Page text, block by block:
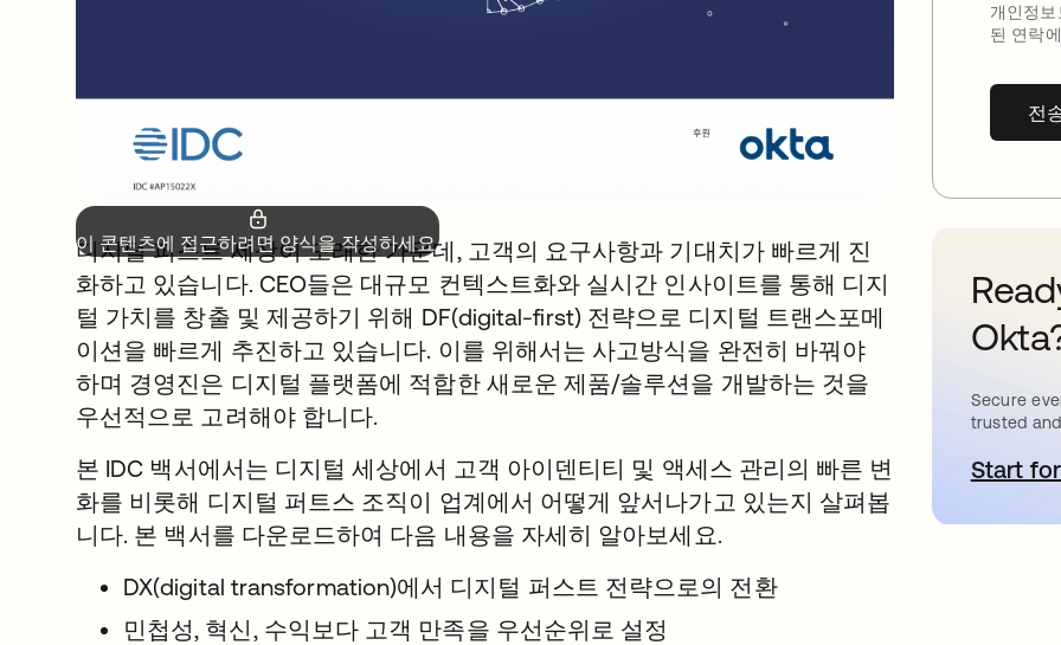
이 콘텐츠에 접근하려면 양식을 작성하세요.
디지털 퍼스트 세상이 도래한 가운데, 고객의 요구사항과 기대치가 빠르게 진
화하고 있습니다. CEO들은 대규모 컨텍스트화와 실시간 인사이트를 통해 디지
털 가치를 창출 및 제공하기 위해 DF(digital-first) 전략으로 디지털 트랜스포메
이션을 빠르게 추진하고 있습니다. 이를 위해서는 사고방식을 완전히 바꿔야
하며 경영진은 디지털 플랫폼에 적합한 새로운 제품/솔루션을 개발하는 것을
우선적으로 고려해야 합니다.
본 IDC 백서에서는 디지털 세상에서 고객 아이덴티티 및 액세스 관리의 빠른 변
화를 비롯해 디지털 퍼트스 조직이 업계에서 어떻게 앞서나가고 있는지 살펴봅
니다. 본 백서를 다운로드하여 다음 내용을 자세히 알아보세요.
DX(digital transformation)에서 디지털 퍼스트 전략으로의 전환
민첩성, 혁신, 수익보다 고객 만족을 우선순위로 설정
개인정
된 연락
전
Secure
trusted
Start